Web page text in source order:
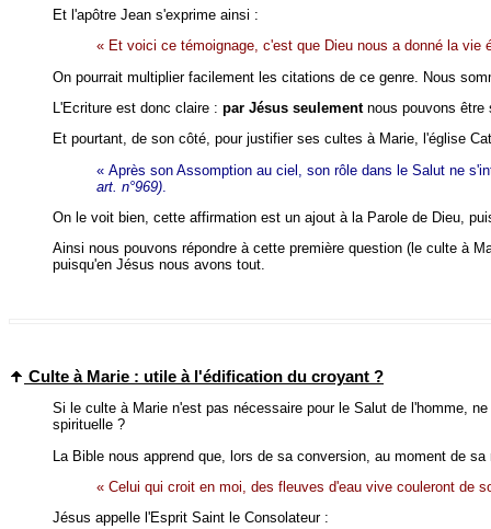
Et l'apôtre Jean s'exprime ainsi :
« Et voici ce témoignage, c'est que Dieu nous a donné la
On pourrait multiplier facilement les citations de ce genre. Nous
L'Ecriture est donc claire : par Jésus seulementnous pouvons être
Et pourtant, de son côté, pour justifier ses cultes à Marie, l'église
« Après son Assomption au ciel, son rôle dans le Salut ne
art. n°969)
On le voit bien, cette affirmation est un ajout à la Parole de Dieu,
Ainsi nous pouvons répondre à cette première question (le culte à
puisqu'en Jésus nous avons tout.
Culte à Marie : utile à l'édification du croyant ?
Si le culte à Marie n'est pas nécessaire pour le Salut de l'homme,
spirituelle ?
La Bible nous apprend que, lors de sa conversion, au moment de
« Celui qui croit en moi, des fleuves d'eau vive couleront de
Jésus appelle l'Esprit Saint le Consolateur :